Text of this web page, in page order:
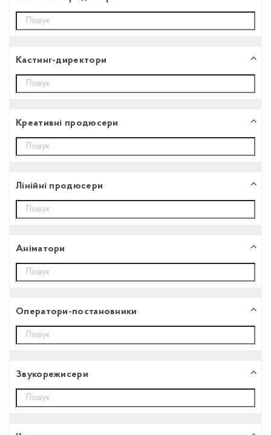
Кастинг-директори
Креативні продюсери
Лінійні продюсери
Аніматори
Оператори-постановники
Звукорежисери